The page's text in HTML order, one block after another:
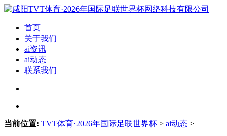
首页
关于我们
ai资讯
ai动态
联系我们
当前位置: TVT体育·2026年国际足联世界杯 > ai动态 >